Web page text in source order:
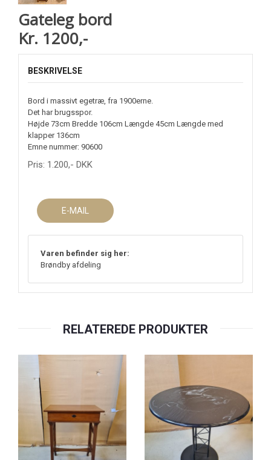
Gateleg bord
Kr. 1200,-
BESKRIVELSE
Bord i massivt egetræ, fra 1900erne.
Det har brugsspor.
Højde 73cm Bredde 106cm Længde 45cm Længde med
klapper 136cm
Emne nummer: 90600
Pris: 1.200,- DKK
E-MAIL
Varen befinder sig her:
Brøndby afdeling
RELATEREDE PRODUKTER